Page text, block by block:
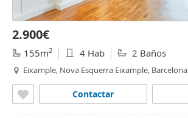
2.900€
155m2 4 Hab 2 Baños
Eixample, Nova Esquerra Eixample, Barcelona
Contactar